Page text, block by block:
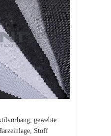
gewebte
Stoff